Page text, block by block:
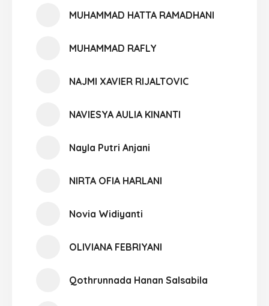
MUHAMMAD HATTA RAMADHANI
MUHAMMAD RAFLY
NAJMI XAVIER RIJALTOVIC
NAVIESYA AULIA KINANTI
Nayla Putri Anjani
NIRTA OFIA HARLANI
Novia Widiyanti
OLIVIANA FEBRIYANI
Qothrunnada Hanan Salsabila